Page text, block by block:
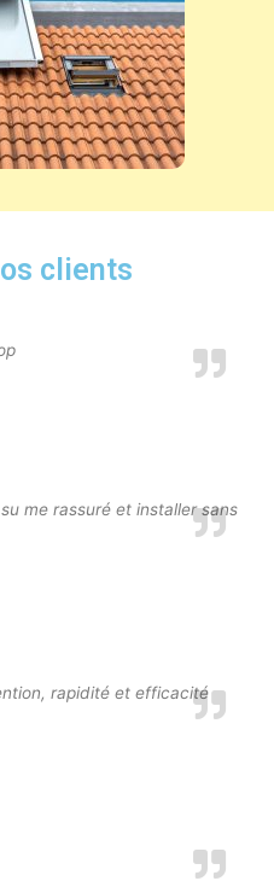
clients
me rassuré et installer sans
rapidité et efficacité